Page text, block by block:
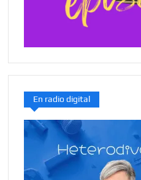
En radio digital